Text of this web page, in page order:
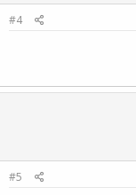
#4
#5